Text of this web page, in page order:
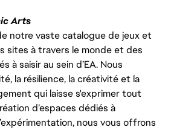
Arts
notre vaste catalogue de jeux et
sites à travers le monde et des
à saisir au sein d’EA. Nous
la résilience, la créativité et la
qui laisse s'exprimer tout
d’espaces dédiés à
nous vous offrons